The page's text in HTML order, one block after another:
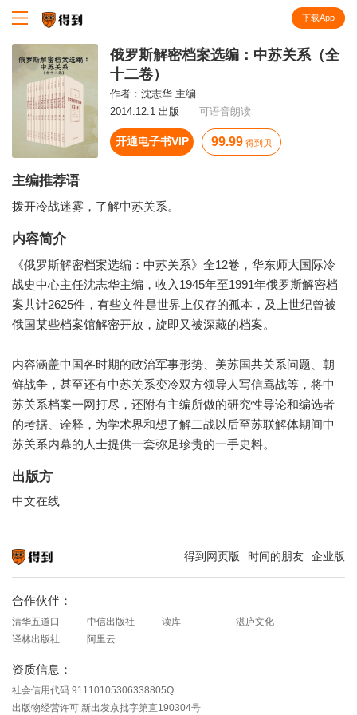
下载App
俄罗斯解密档案选编：中苏关系（全
十二卷）
作者： 沈志华 主编
2014.12.1 出版
可语音朗读
开通电子书VIP 99.99 得到贝
主编推荐语
拨开冷战迷雾，了解中苏关系。
内容简介
《俄罗斯解密档案选编：中苏关系》全12卷，华东师大国际冷
战史中心主任沈志华主编，收入1945年至1991年俄罗斯解密档
案共计2625件，有些文件是世界上仅存的孤本，及上世纪曾被
俄国某些档案馆解密开放，旋即又被深藏的档案。
内容涵盖中国各时期的政治军事形势、美苏国共关系问题、朝
鲜战争，甚至还有中苏关系变冷双方领导人写信骂战等，将中
苏关系档案一网打尽，还附有主编所做的研究性导论和编选者
的考据、诠释，为学术界和想了解二战以后至苏联解体期间中
苏关系内幕的人士提供一套弥足珍贵的一手史料。
出版方
中文在线
得到网页版 时间的朋友 企业版
合作伙伴：
清华五道口 中信出版社 读库
湛庐文化
译林出版社
阿里云
资质信息：
社会信用代码 91110105306338805Q
出版物经营许可 新出发京批字第直190304号